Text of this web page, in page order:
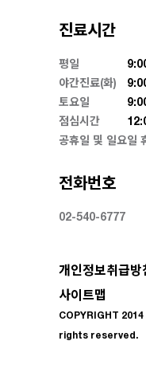
진료시간
평일
야간진료(화)
토요일
점심시간
공휴일 및 일요일
전화번호
02-540-6777
개인정보취급방
사이트맵
COPYRIGHT
rights reserved.